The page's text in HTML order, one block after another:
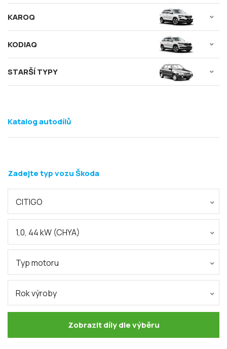
KAROQ
KODIAQ
STARŠÍ TYPY
Zadejte typ vozu Škoda
CITIGO
1,0, 44 kW (CHYA)
Typ motoru
Rok výroby
Zobrazit díly dle výběru
Katalog autodílů